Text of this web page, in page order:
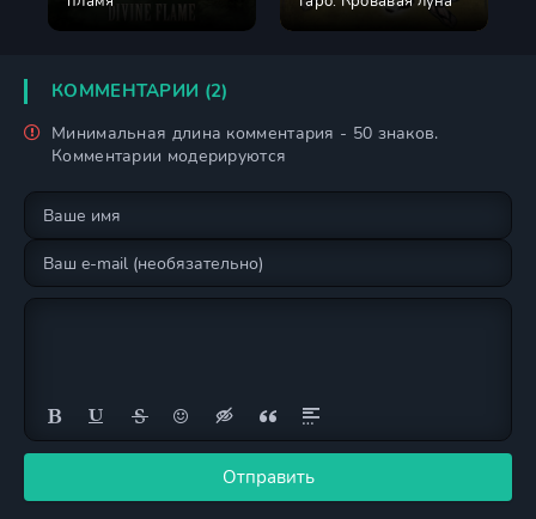
КОММЕНТАРИИ (2)
Минимальная длина комментария - 50 знаков.
Комментарии модерируются
Отправить